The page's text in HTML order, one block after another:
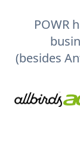
POWR
(besides